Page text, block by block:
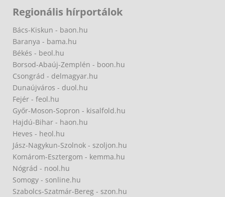
Regionális hírportálok
Bács-Kiskun - baon.hu
Baranya - bama.hu
Békés - beol.hu
Borsod-Abaúj-Zemplén - boon.hu
Csongrád - delmagyar.hu
Dunaújváros - duol.hu
Fejér - feol.hu
Győr-Moson-Sopron - kisalfold.hu
Hajdú-Bihar - haon.hu
Heves - heol.hu
Jász-Nagykun-Szolnok - szoljon.hu
Komárom-Esztergom - kemma.hu
Nógrád - nool.hu
Somogy - sonline.hu
Szabolcs-Szatmár-Bereg - szon.hu